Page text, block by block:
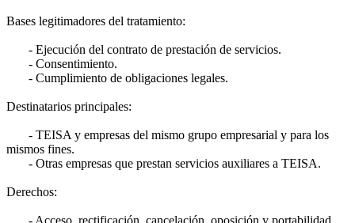
Bases legitimadores del tratamiento:
- Ejecución del contrato de prestación de servicios.
- Consentimiento.
- Cumplimiento de obligaciones legales.
Destinatarios principales:
- TEISA y empresas del mismo grupo empresarial y para los
mismos fines.
- Otras empresas que prestan servicios auxiliares a TEISA.
Derechos:
- Acceso, rectificación, cancelación, oposición y portabilidad.